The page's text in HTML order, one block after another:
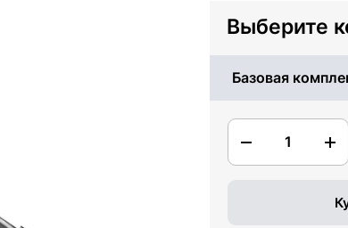
Выберите
Базовая
1